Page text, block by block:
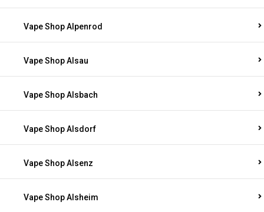
Vape Shop Alpenrod
Vape Shop Alsau
Vape Shop Alsbach
Vape Shop Alsdorf
Vape Shop Alsenz
Vape Shop Alsheim